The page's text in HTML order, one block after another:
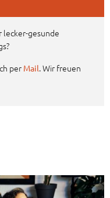
lecker-gesunde
per Mail. Wir freuen